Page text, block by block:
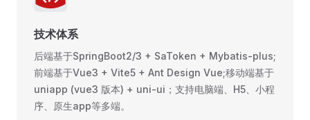
技术体系
后端基于SpringBoot2/3 + SaToken + Mybatis-plus;
前端基于Vue3 + Vite5 + Ant Design Vue;移动端基于
uniapp (vue3 版本) + uni-ui；支持电脑端、H5、小程
序、原生app等多端。